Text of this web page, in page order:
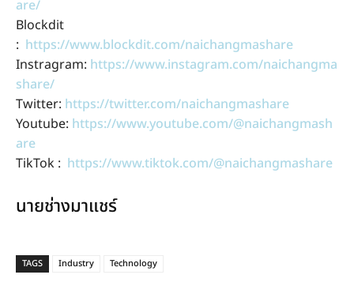
are/
Blockdit
: https://www.blockdit.com/naichangmashare
Instragram: https://www.instagram.com/naichangma
share/
Twitter: https://twitter.com/naichangmashare
Youtube: https://www.youtube.com/@naichangmash
are
TikTok : https://www.tiktok.com/@naichangmashare
นายช่างมาแชร์
TAGS Industry Technology